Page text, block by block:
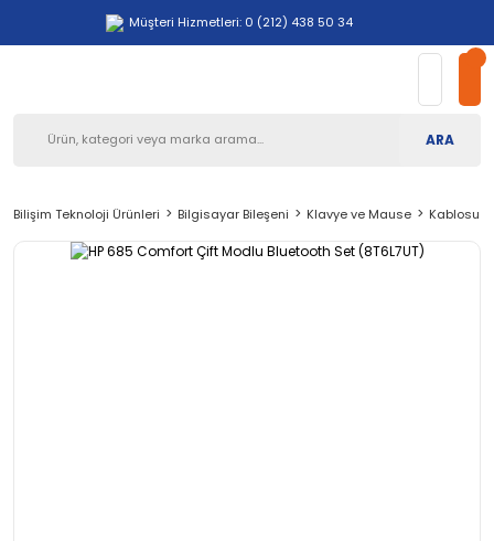
Müşteri Hizmetleri: 0 (212) 438 50 34
ARA
Bilişim Teknoloji Ürünleri Bilgisayar Bileşeni Klavye ve Mause Kablosuz